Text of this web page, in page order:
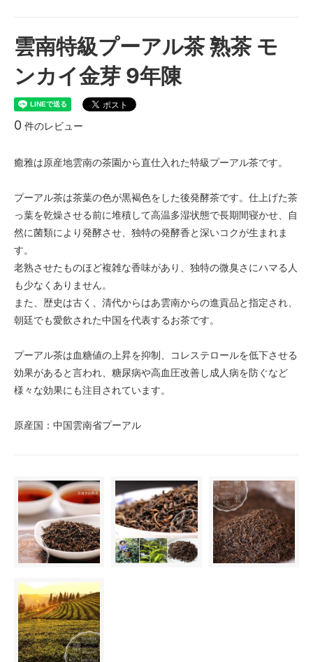
雲南特級プーアル茶 熟茶 モ
ンカイ金芽 9年陳
0 件のレビュー
癒雅は原産地雲南の茶園から直仕入れた特級プーアル茶です。
プーアル茶は茶葉の色が黒褐色をした後発酵茶です。仕上げた茶
っ葉を乾燥させる前に堆積して高温多湿状態で長期間寝かせ、自
然に菌類により発酵させ、独特の発酵香と深いコクが生まれま
す。
老熟させたものほど複雑な香味があり、独特の微臭さにハマる人
も少なくありません。
また、歴史は古く、清代からはあ雲南からの進貢品と指定され、
朝廷でも愛飲された中国を代表するお茶です。
プーアル茶は血糖値の上昇を抑制、コレステロールを低下させる
効果があると言われ、糖尿病や高血圧改善し成人病を防ぐなど
様々な効果にも注目されています。
原産国：中国雲南省プーアル